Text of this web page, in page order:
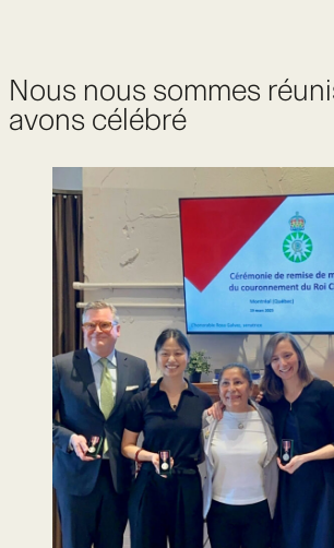
Nous nous sommes
avons célébré